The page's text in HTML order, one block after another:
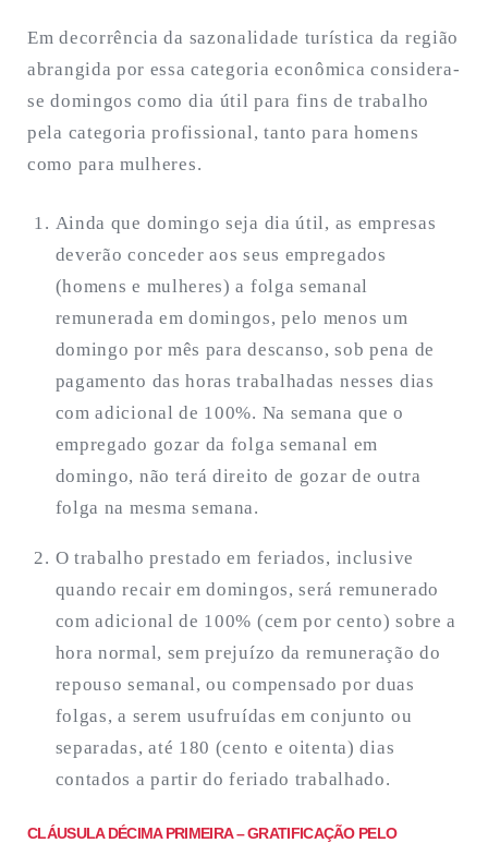
Em decorrência da sazonalidade turística da região
abrangida por essa categoria econômica considera-
se domingos como dia útil para fins de trabalho
pela categoria profissional, tanto para homens
como para mulheres.
Ainda que domingo seja dia útil, as empresas
deverão conceder aos seus empregados
(homens e mulheres) a folga semanal
remunerada em domingos, pelo menos um
domingo por mês para descanso, sob pena de
pagamento das horas trabalhadas nesses dias
com adicional de 100%. Na semana que o
empregado gozar da folga semanal em
domingo, não terá direito de gozar de outra
folga na mesma semana.
O trabalho prestado em feriados, inclusive
quando recair em domingos, será remunerado
com adicional de 100% (cem por cento) sobre a
hora normal, sem prejuízo da remuneração do
repouso semanal, ou compensado por duas
folgas, a serem usufruídas em conjunto ou
separadas, até 180 (cento e oitenta) dias
contados a partir do feriado trabalhado.
CLÁUSULA DÉCIMA PRIMEIRA – GRATIFICAÇÃO PELO